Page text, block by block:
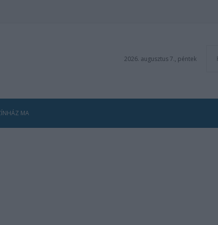
2026. augusztus 7., péntek
MA